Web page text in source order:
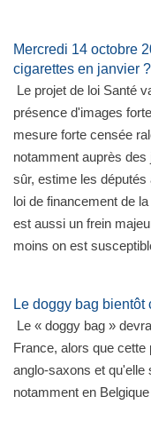
Mercredi 14 octobre
cigarettes en janvier ?
Le projet de loi Santé
présence d'images
mesure forte censée
notamment auprès
sûr, estime les députés
loi de financement de
est aussi un frein
moins on est
Le doggy bag bientôt
Le « doggy bag »
France, alors que
anglo-saxons et qu'elle
notamment en